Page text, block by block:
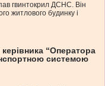
гвинтокрил ДСНС. Він
житлового будинку і
“Оператора
системою